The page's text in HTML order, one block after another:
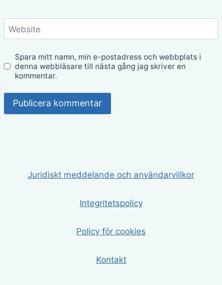
Website
Spara mitt namn, min e-postadress och webbplats i
denna webbläsare till nästa gång jag skriver en
kommentar.
Juridiskt meddelande och användarvillkor
Integritetspolicy
Policy för cookies
Kontakt